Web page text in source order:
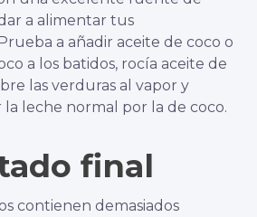
a alimentar tus
a añadir aceite de coco o
a los batidos, rocía aceite de
las verduras al vapor y
leche normal por la de coco.
final
contienen demasiados